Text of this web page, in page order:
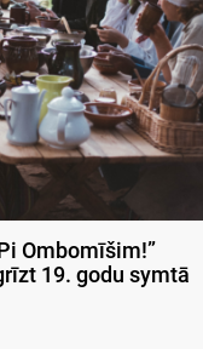
Ombomīšim!”
19. godu symtā